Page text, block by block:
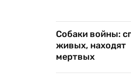
Собаки войны:
живых, находят
мертвых